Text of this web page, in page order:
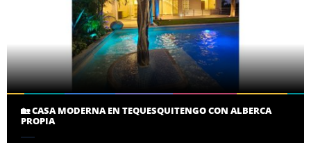
🏡 CASA MODERNA EN TEQUESQUITENGO CON ALBERCA
PROPIA